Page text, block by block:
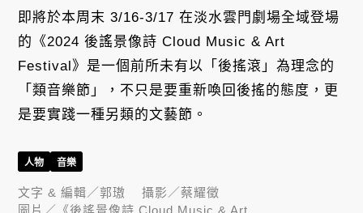
即將於本周末 3/16-3/17 在淡水雲門劇場全域登場
的《2024 後謠景像詩 Cloud Music & Art
Festival》是一個前所未有以「後搖滾」為理念的
「類音樂節」，不只是要重新喚回後搖的態度，更
是要實踐一種另類的文藝節。
人物 音樂
文字 & 編輯／郭璈 攝影／蔡耀徵